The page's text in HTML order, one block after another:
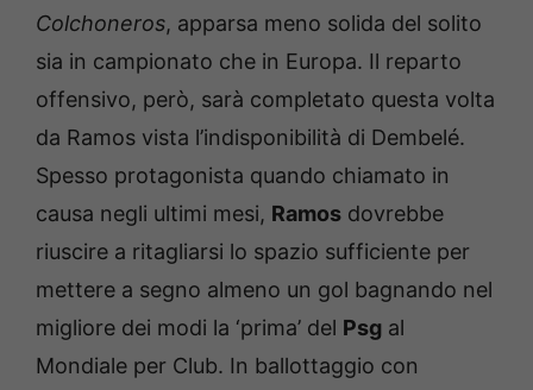
Colchoneros, apparsa meno solida del solito
sia in campionato che in Europa. Il reparto
offensivo, però, sarà completato questa volta
da Ramos vista l’indisponibilità di Dembelé.
Spesso protagonista quando chiamato in
causa negli ultimi mesi, Ramos dovrebbe
riuscire a ritagliarsi lo spazio sufficiente per
mettere a segno almeno un gol bagnando nel
migliore dei modi la ‘prima’ del Psg al
Mondiale per Club. In ballottaggio con